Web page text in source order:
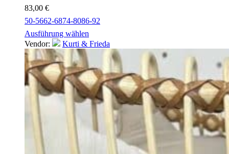
83,00 €
50-5662-6874-8086-92
Ausführung wählen
Vendor:
Kurti & Frieda